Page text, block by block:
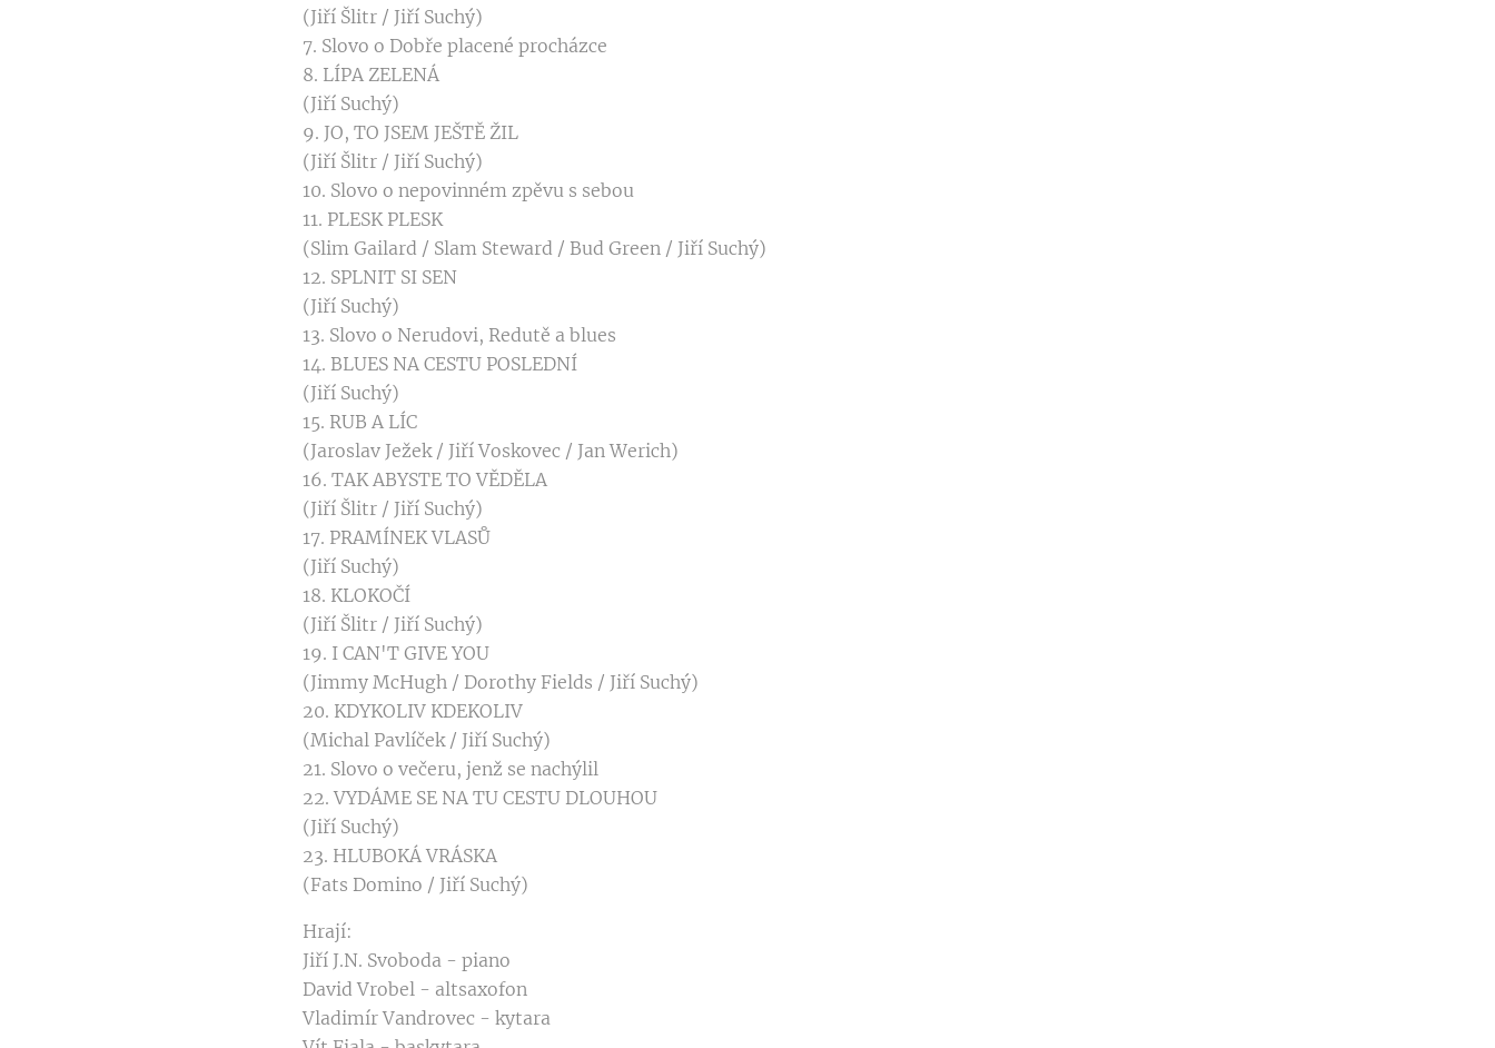
(Jiří Šlitr / Jiří Suchý)
7. Slovo o Dobře placené procházce
8. LÍPA ZELENÁ
(Jiří Suchý)
9. JO, TO JSEM JEŠTĚ ŽIL
(Jiří Šlitr / Jiří Suchý)
10. Slovo o nepovinném zpěvu s sebou
11. PLESK PLESK
(Slim Gailard / Slam Steward / Bud Green / Jiří Suchý)
12. SPLNIT SI SEN
(Jiří Suchý)
13. Slovo o Nerudovi, Redutě a blues
14. BLUES NA CESTU POSLEDNÍ
(Jiří Suchý)
15. RUB A LÍC
(Jaroslav Ježek / Jiří Voskovec / Jan Werich)
16. TAK ABYSTE TO VĚDĚLA
(Jiří Šlitr / Jiří Suchý)
17. PRAMÍNEK VLASŮ
(Jiří Suchý)
18. KLOKOČÍ
(Jiří Šlitr / Jiří Suchý)
19. I CAN'T GIVE YOU
(Jimmy McHugh / Dorothy Fields / Jiří Suchý)
20. KDYKOLIV KDEKOLIV
(Michal Pavlíček / Jiří Suchý)
21. Slovo o večeru, jenž se nachýlil
22. VYDÁME SE NA TU CESTU DLOUHOU
(Jiří Suchý)
23. HLUBOKÁ VRÁSKA
(Fats Domino / Jiří Suchý)
Hrají:
Jiří J.N. Svoboda - piano
David Vrobel - altsaxofon
Vladimír Vandrovec - kytara